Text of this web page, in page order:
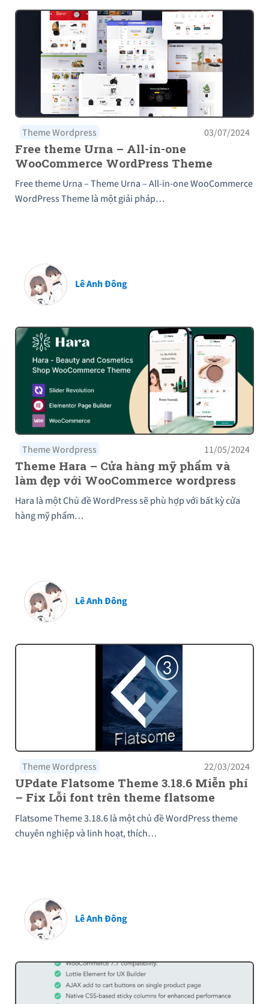
Theme Wordpress 03/07/2024
Free theme Urna – All-in-one
WooCommerce WordPress Theme
Free theme Urna – Theme Urna – All-in-one WooCommerce
WordPress Theme là một giải pháp…
Lê Anh Đông
Theme Wordpress 11/05/2024
Theme Hara – Cửa hàng mỹ phẩm và
làm đẹp với WooCommerce wordpress
Hara là một Chủ đề WordPress sẽ phù hợp với bất kỳ cửa
hàng mỹ phẩm…
Lê Anh Đông
Theme Wordpress 22/03/2024
UPdate Flatsome Theme 3.18.6 Miễn phí
– Fix Lỗi font trên theme flatsome
Flatsome Theme 3.18.6 là một chủ đề WordPress theme
chuyên nghiệp và linh hoạt, thích…
Lê Anh Đông